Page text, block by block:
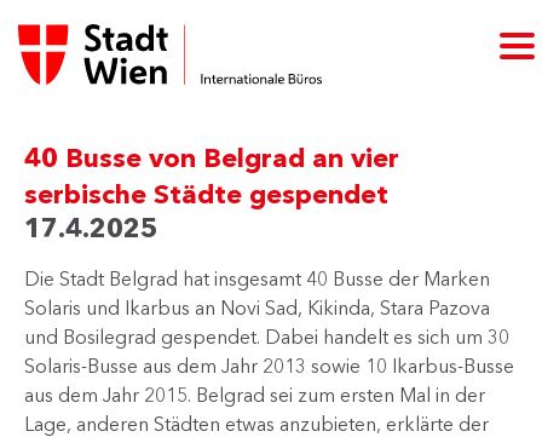
40 Busse von Belgrad an vier
serbische Städte gespendet
17.4.2025
Die Stadt Belgrad hat insgesamt 40 Busse der Marken
Solaris und Ikarbus an Novi Sad, Kikinda, Stara Pazova
und Bosilegrad gespendet. Dabei handelt es sich um 30
Solaris-Busse aus dem Jahr 2013 sowie 10 Ikarbus-Busse
aus dem Jahr 2015. Belgrad sei zum ersten Mal in der
Lage, anderen Städten etwas anzubieten, erklärte der